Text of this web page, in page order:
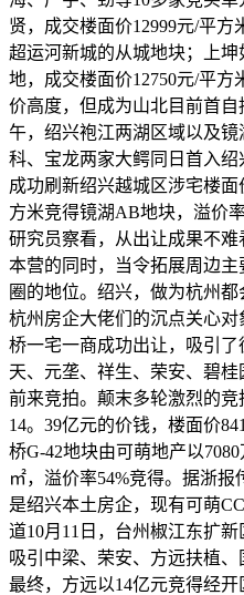
贤，成交楼面价12999元/平
超运河新城的从城地块；上
地，成交楼面价12750元/平方
价高度，但成为山北目前首自
午，绍兴袍江两湖区域以及
科、宝龙两家大鳄同日首入
成功刷新绍兴越城区涉宅楼
方米竞得镜湖AB地块，溢价
研究员察看，从出让成果不
本营的同时，当令拓展周边
圈的地位。绍兴，做为杭州
杭州房企大佬们的沉点关心
桥一宅一商成功出让，吸引
天、元垄、祥生、荣安、碧
前来竞拍。颠末多轮激烈的
14。39亿元的价钱，楼面价
桥G-42地块由可萌地产以
㎡，溢价率54%竞得。据浙
是绍兴本土房企，现有可萌
道10月11日，台州椒江东扩
吸引中梁、荣安、方远扶植、
最终，方远以14亿元竞得经开